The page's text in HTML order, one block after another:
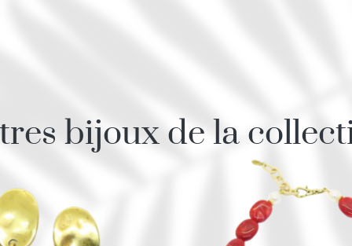
bijoux de la